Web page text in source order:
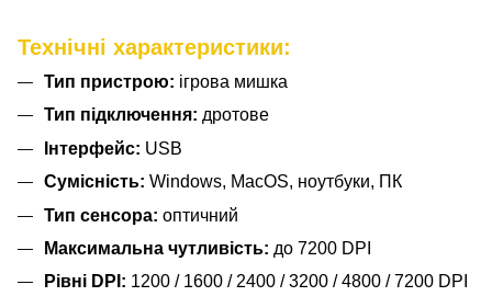
Технічні характеристики:
Тип пристрою: ігрова мишка
Тип підключення: дротове
Інтерфейс: USB
Сумісність: Windows, MacOS, ноутбуки, ПК
Тип сенсора: оптичний
Максимальна чутливість: до 7200 DPI
Рівні DPI: 1200 / 1600 / 2400 / 3200 / 4800 / 7200 DPI